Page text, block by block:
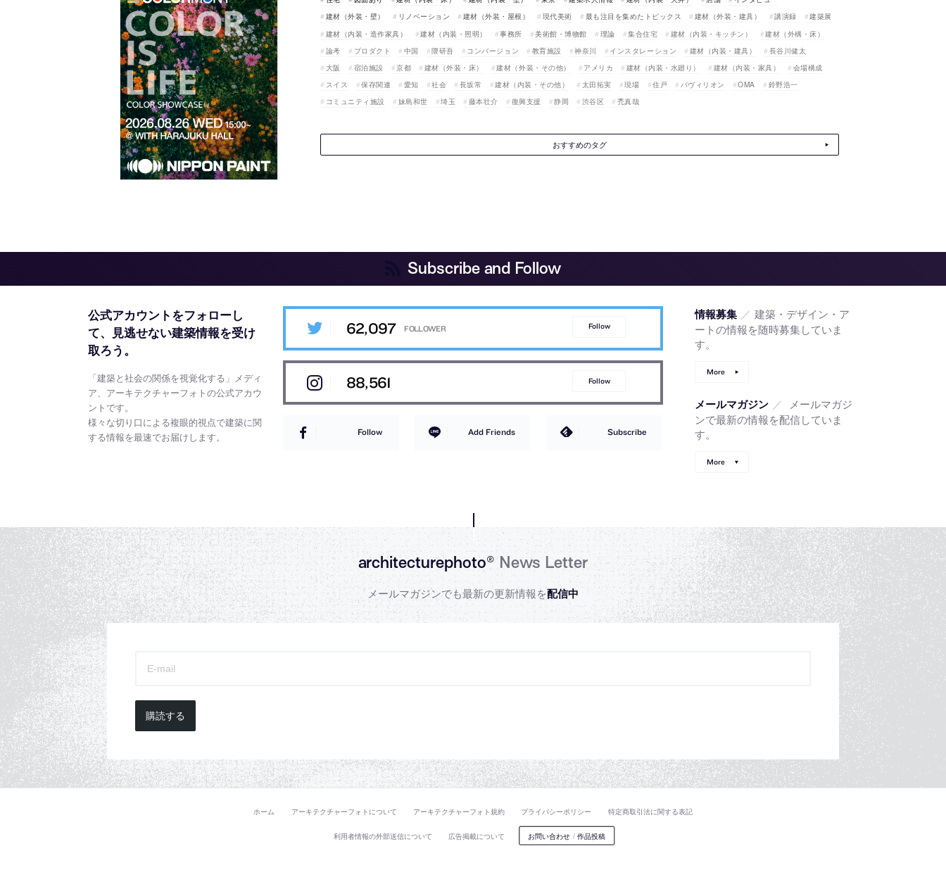
建材（外装・壁）
リノベーション 建材（外装・屋根） 現代美術 最も注目を集めたトピックス 建材（外装・建具） 講演録
建築展
建材（内装・造作家具）
建材（内装・照明） 事務所 美術館・博物館 理論 集合住宅 建材（内装・キッチン）
建材（外構・床）
論考
プロダクト 中国 隈研吾 コンバージョン 教育施設 神奈川 インスタレーション 建材（内装・建具）
長谷川健太
大阪
宿泊施設 京都 建材（外装・床） 建材（外装・その他） アメリカ 建材（内装・水廻り） 建材（内装・家具）
会場構成
スイス
保存関連 愛知 社会 長坂常 建材（内装・その他） 太田拓実 現場 住戸 パヴィリオン OMA
鈴野浩一
コミュニティ施設
妹島和世 埼玉 藤本壮介 復興支援 静岡 渋谷区 禿真哉
おすすめのタグ
Subscribe and Follow
公式アカウントをフォローし
て、
見逃せない建築情報を受け
取ろう。
「建築と社会の関係を視覚化する」メディ
ア、アーキテクチャーフォトの公式アカウ
ントです。
様々な切り口による複眼的視点で建築に関
する情報を最速でお届けします。
62,097 Follow
88,561 Follow
Follow Add Friends Subscribe
情報募集 ／ 建築・デザイン・ア
ートの情報を随時募集していま
す。
More
メールマガジン ／
メールマガジ
ンで最新の情報を配信していま
す。
More
architecturephoto®News Letter
メールマガジンでも最新の更新情報を配信中
購読する
ホーム アーキテクチャーフォトについて アーキテクチャーフォト規約 プライバシーポリシー 特定商取引法に関する表記
利用者情報の外部送信について 広告掲載について お問い合わせ / 作品投稿